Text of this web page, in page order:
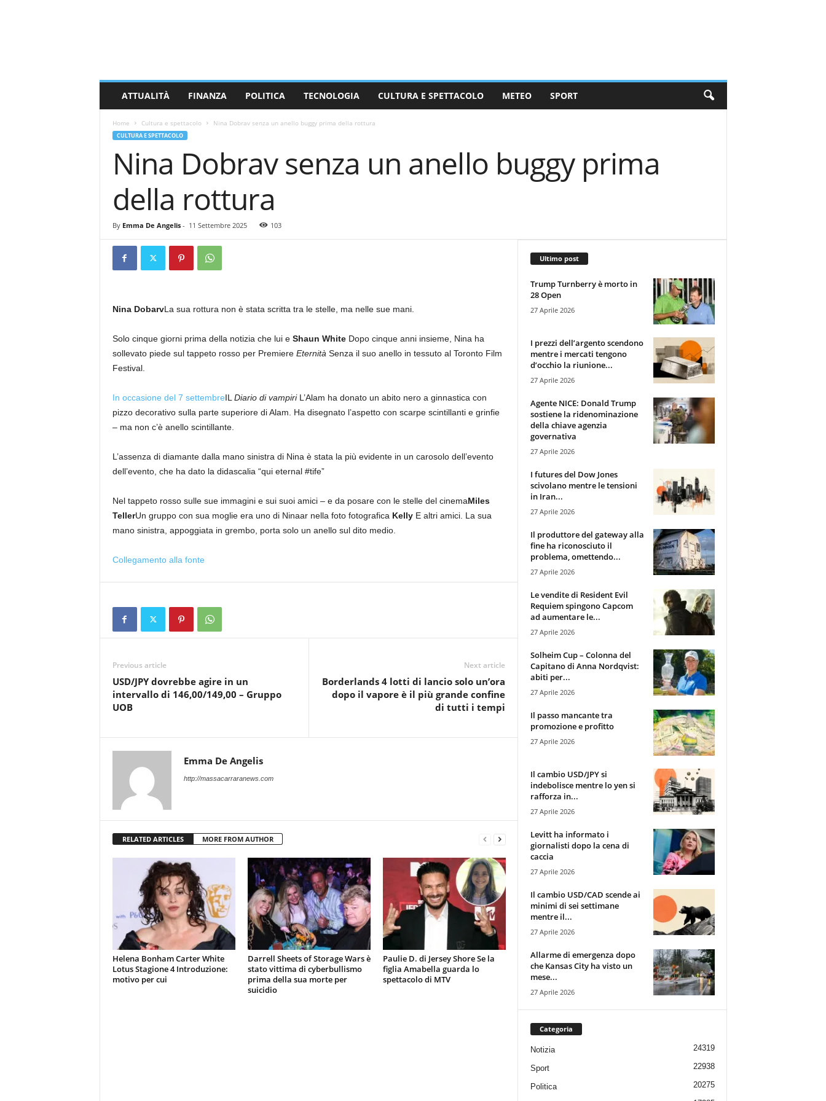
ATTUALITÀ FINANZA POLITICA TECNOLOGIA CULTURA E SPETTACOLO METEO SPORT
Home Cultura e spettacolo Nina Dobrav senza un anello buggy prima della rottura
CULTURA E SPETTACOLO
Nina Dobrav senza un anello buggy prima
della rottura
By Emma De Angelis- 11 Settembre 2025 103
Nina DobarvLa sua rottura non è stata scritta tra le stelle, ma nelle sue mani.
Solo cinque giorni prima della notizia che lui e Shaun WhiteDopo cinque anni insieme, Nina ha
sollevato piede sul tappeto rosso per Premiere Eternità Senza il suo anello in tessuto al Toronto Film
Festival.
In occasione del 7 settembreIL Diario di vampiri L’Alam ha donato un abito nero a ginnastica con
pizzo decorativo sulla parte superiore di Alam. Ha disegnato l’aspetto con scarpe scintillanti e grinfie
– ma non c’è anello scintillante.
L’assenza di diamante dalla mano sinistra di Nina è stata la più evidente in un carosolo dell’evento
dell’evento, che ha dato la didascalia “qui eternal #tife”
Nel tappeto rosso sulle sue immagini e sui suoi amici – e da posare con le stelle del cinemaMiles
TellerUn gruppo con sua moglie era uno di Ninaar nella foto fotografica KellyE altri amici. La sua
mano sinistra, appoggiata in grembo, porta solo un anello sul dito medio.
Collegamento alla fonte
Previous article
USD/JPY dovrebbe agire in un
intervallo di 146,00/149,00 – Gruppo
UOB
Next article
Borderlands 4 lotti di lancio solo un’ora
dopo il vapore è il più grande confine
di tutti i tempi
Emma De Angelis
http://massacarraranews.com
RELATED ARTICLES MORE FROM AUTHOR
Helena Bonham Carter White
Lotus Stagione 4 Introduzione:
motivo per cui
Darrell Sheets of Storage Wars è
stato vittima di cyberbullismo
prima della sua morte per
suicidio
Paulie D. di Jersey Shore Se la
figlia Amabella guarda lo
spettacolo di MTV
Ultimo post
Trump Turnberry è morto in
28 Open
27 Aprile 2026
I prezzi dell’argento scendono
mentre i mercati tengono
d’occhio la riunione...
27 Aprile 2026
Agente NICE: Donald Trump
sostiene la ridenominazione
della chiave agenzia
governativa
27 Aprile 2026
I futures del Dow Jones
scivolano mentre le tensioni
in Iran...
27 Aprile 2026
Il produttore del gateway alla
fine ha riconosciuto il
problema, omettendo...
27 Aprile 2026
Le vendite di Resident Evil
Requiem spingono Capcom
ad aumentare le...
27 Aprile 2026
Solheim Cup – Colonna del
Capitano di Anna Nordqvist:
abiti per...
27 Aprile 2026
Il passo mancante tra
promozione e profitto
27 Aprile 2026
Il cambio USD/JPY si
indebolisce mentre lo yen si
rafforza in...
27 Aprile 2026
Levitt ha informato i
giornalisti dopo la cena di
caccia
27 Aprile 2026
Il cambio USD/CAD scende ai
minimi di sei settimane
mentre il...
27 Aprile 2026
Allarme di emergenza dopo
che Kansas City ha visto un
mese...
27 Aprile 2026
Categoria
Notizia 24319
Sport 22938
Politica 20275